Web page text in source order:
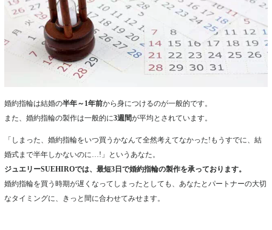
婚約指輪は結婚の半年～1年前から身につけるのが一般的です。
また、婚約指輪の製作は一般的に3週間が平均とされています。
「しまった、婚約指輪をいつ買うかなんて全然考えてなかった!もうすでに、結
婚式まで半年しかないのに…!」というあなた。
ジュエリーSUEHIROでは、最短3日で婚約指輪の製作を承っております。
婚約指輪を買う時期が遅くなってしまったとしても、あなたとパートナーの大切
なタイミングに、きっと間に合わせてみせます。